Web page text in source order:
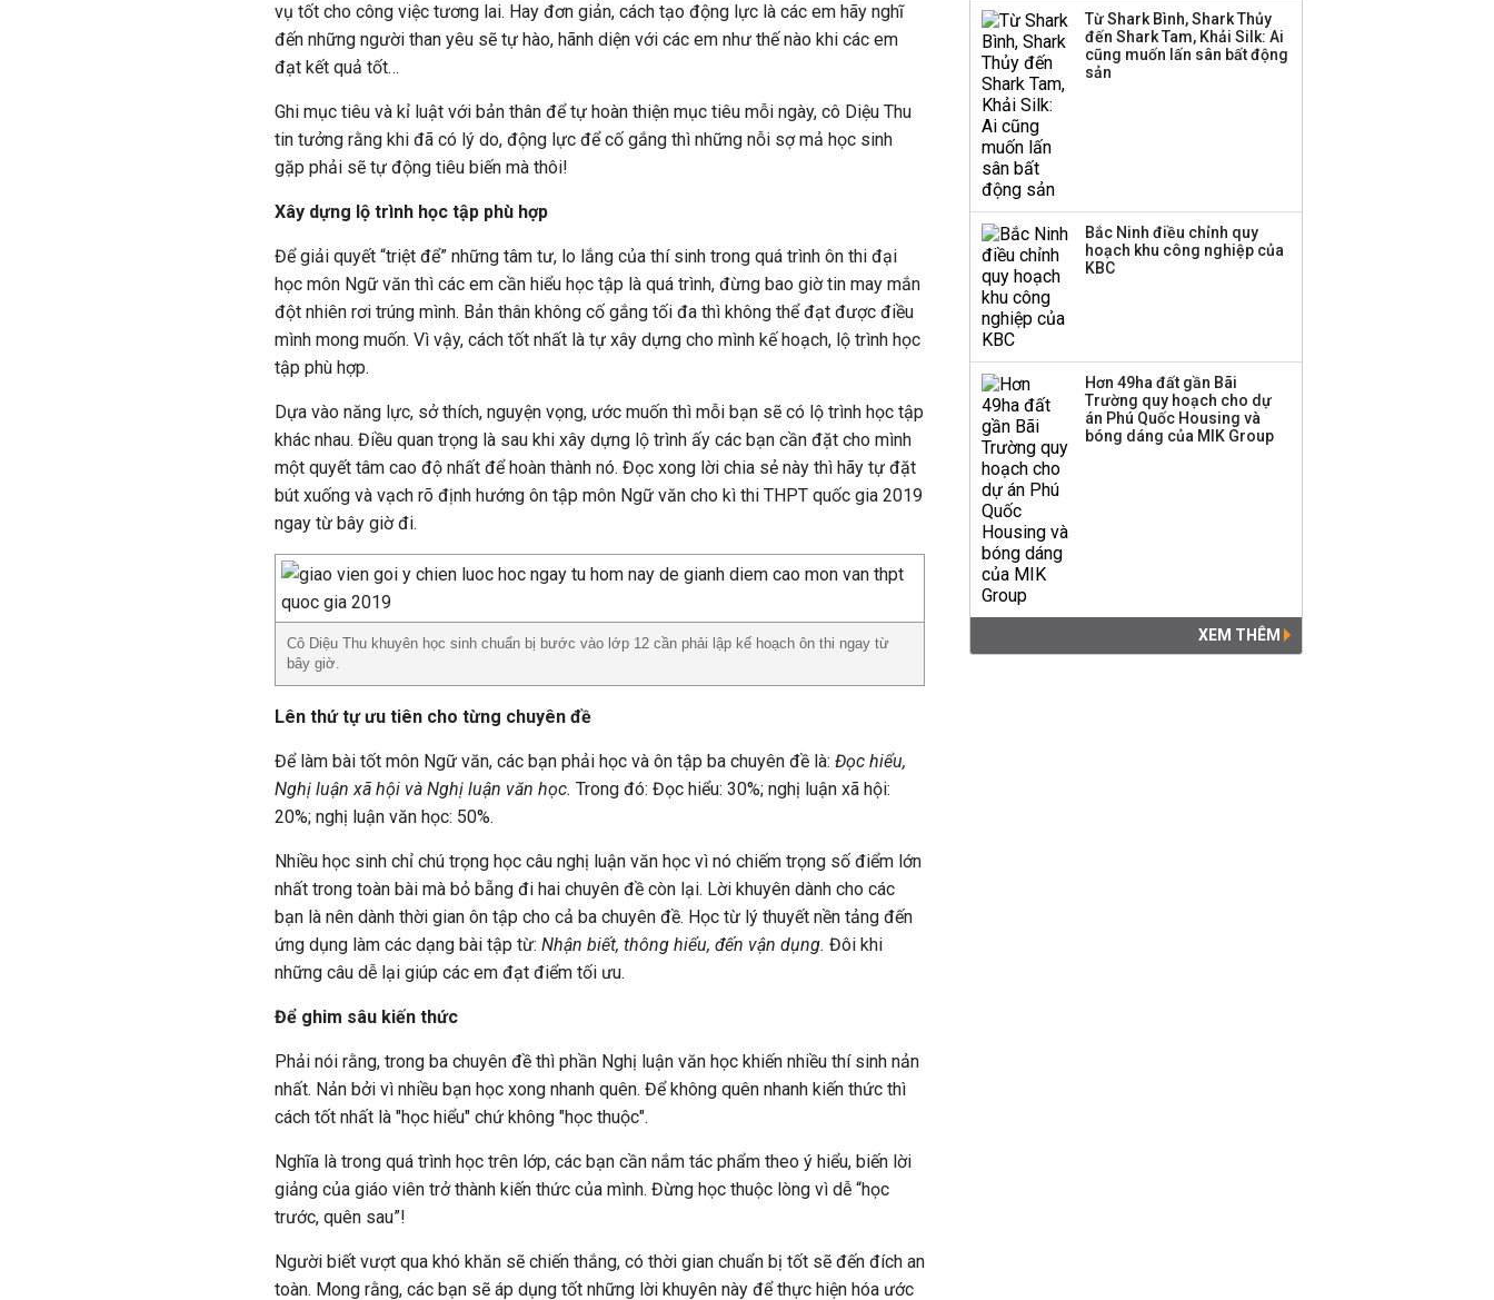
vụ tốt cho công việc tương lai. Hay đơn giản, cách tạo động lực là các em hãy nghĩ
đến những người than yêu sẽ tự hào, hãnh diện với các em như thế nào khi các em
đạt kết quả tốt…
Ghi mục tiêu và kỉ luật với bản thân để tự hoàn thiện mục tiêu mỗi ngày, cô Diệu Thu
tin tưởng rằng khi đã có lý do, động lực để cố gắng thì những nỗi sợ mả học sinh
gặp phải sẽ tự động tiêu biến mà thôi!
Xây dựng lộ trình học tập phù hợp
Để giải quyết “triệt để” những tâm tư, lo lắng của thí sinh trong quá trình ôn thi đại
học môn Ngữ văn thì các em cần hiểu học tập là quá trình, đừng bao giờ tin may mắn
đột nhiên rơi trúng mình. Bản thân không cố gắng tối đa thì không thể đạt được điều
mình mong muốn. Vì vậy, cách tốt nhất là tự xây dựng cho mình kế hoạch, lộ trình học
tập phù hợp.
Dựa vào năng lực, sở thích, nguyện vọng, ước muốn thì mỗi bạn sẽ có lộ trình học tập
khác nhau. Điều quan trọng là sau khi xây dựng lộ trình ấy các bạn cần đặt cho mình
một quyết tâm cao độ nhất để hoàn thành nó. Đọc xong lời chia sẻ này thì hãy tự đặt
bút xuống và vạch rõ định hướng ôn tập môn Ngữ văn cho kì thi THPT quốc gia 2019
ngay từ bây giờ đi.
Cô Diệu Thu khuyên học sinh chuẩn bị bước vào lớp 12 cần phải lập kế hoạch ôn thi ngay từ
bây giờ.
Lên thứ tự ưu tiên cho từng chuyên đề
Để làm bài tốt môn Ngữ văn, các bạn phải học và ôn tập ba chuyên đề là: Đọc hiểu,
Nghị luận xã hội và Nghị luận văn học. Trong đó: Đọc hiểu: 30%; nghị luận xã hội:
20%; nghị luận văn học: 50%.
Nhiều học sinh chỉ chú trọng học câu nghị luận văn học vì nó chiếm trọng số điểm lớn
nhất trong toàn bài mà bỏ bẵng đi hai chuyên đề còn lại. Lời khuyên dành cho các
bạn là nên dành thời gian ôn tập cho cả ba chuyên đề. Học từ lý thuyết nền tảng đến
ứng dụng làm các dạng bài tập từ: Nhận biết, thông hiểu, đến vận dụng. Đôi khi
những câu dễ lại giúp các em đạt điểm tối ưu.
Để ghim sâu kiến thức
Phải nói rằng, trong ba chuyên đề thì phần Nghị luận văn học khiến nhiều thí sinh nản
nhất. Nản bởi vì nhiều bạn học xong nhanh quên. Để không quên nhanh kiến thức thì
cách tốt nhất là "học hiểu" chứ không "học thuộc".
Nghĩa là trong quá trình học trên lớp, các bạn cần nắm tác phẩm theo ý hiểu, biến lời
giảng của giáo viên trở thành kiến thức của mình. Đừng học thuộc lòng vì dễ “học
trước, quên sau”!
Người biết vượt qua khó khăn sẽ chiến thắng, có thời gian chuẩn bị tốt sẽ đến đích an
toàn. Mong rằng, các bạn sẽ áp dụng tốt những lời khuyên này để thực hiện hóa ước
Công ty 100 tỷ của
Huấn Hoa Hồng bỗng
dưng ‘biến mất’, một
Từ Shark Bình, Shark Thủy
đến Shark Tam, Khải Silk: Ai
cũng muốn lấn sân bất động
sản
Bắc Ninh điều chỉnh quy
hoạch khu công nghiệp của
KBC
Hơn 49ha đất gần Bãi
Trường quy hoạch cho dự
án Phú Quốc Housing và
bóng dáng của MIK Group
XEM THÊM